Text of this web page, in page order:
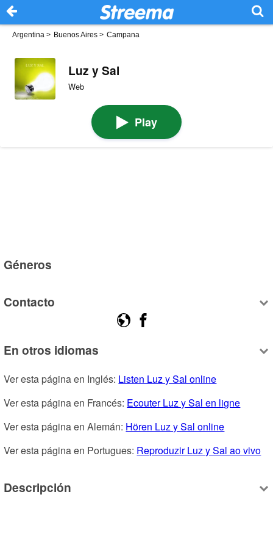
Argentina > Buenos Aires > Campana
Luz y Sal
Web
Play
Géneros
Contacto
En otros idiomas
Ver esta página en Inglés: Listen Luz y Sal online
Ver esta página en Francés: Ecouter Luz y Sal en ligne
Ver esta página en Alemán: Hören Luz y Sal online
Ver esta página en Portugues: Reproduzir Luz y Sal ao vivo
Descripción